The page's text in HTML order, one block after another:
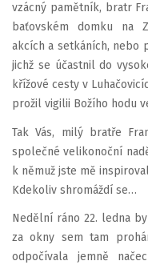
vzácný pamětník, bratr
baťovském domku na
akcích a setkáních, nebo
jichž se účastnil do
křížové cesty v
prožil vigilii Božího hodu
Tak Vás, milý bratře
společné velikonoční
k němuž jste mě
Kdekoliv shromáždí se…
Nedělní ráno 22. ledna
za okny sem tam
odpočívala jemně